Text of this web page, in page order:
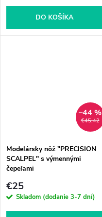
DO KOŠÍKA
€45,42
–44 %
Modelársky nôž "PRECISION
SCALPEL" s výmennými
čepeľami
€25
Skladom (dodanie 3-7 dní)